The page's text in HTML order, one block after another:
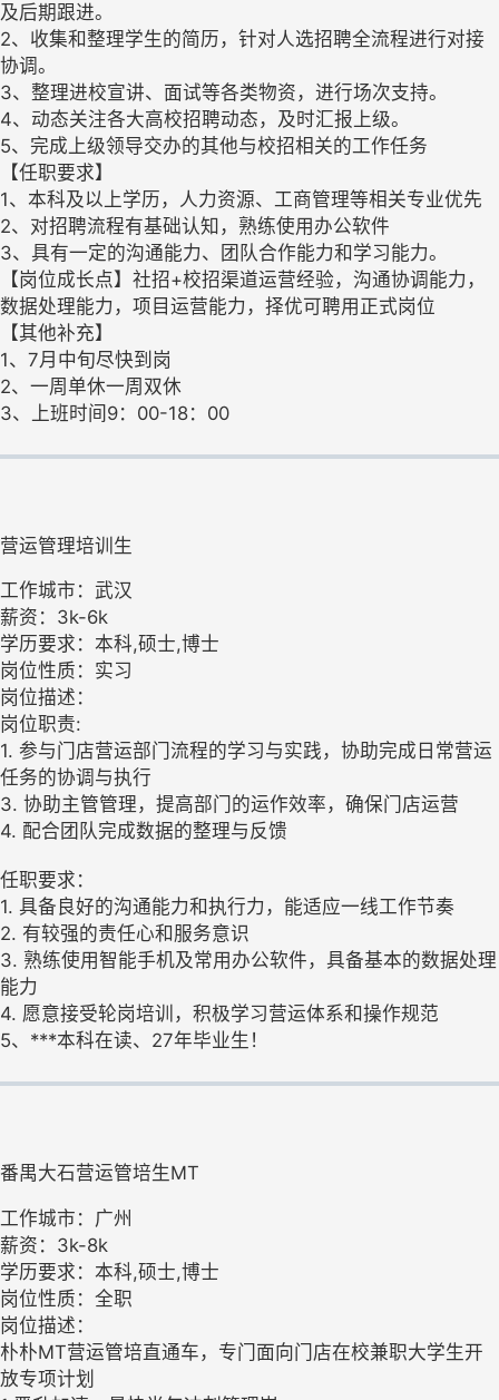
及后期跟进。
2、收集和整理学生的简历，针对人选招聘全流程进行对接
协调。
3、整理进校宣讲、面试等各类物资，进行场次支持。
4、动态关注各大高校招聘动态，及时汇报上级。
5、完成上级领导交办的其他与校招相关的工作任务
【任职要求】
1、本科及以上学历，人力资源、工商管理等相关专业优先
2、对招聘流程有基础认知，熟练使用办公软件
3、具有一定的沟通能力、团队合作能力和学习能力。
【岗位成长点】社招+校招渠道运营经验，沟通协调能力，
数据处理能力，项目运营能力，择优可聘用正式岗位
【其他补充】
1、7月中旬尽快到岗
2、一周单休一周双休
3、上班时间9：00-18：00
营运管理培训生
工作城市：武汉
薪资：3k-6k
学历要求：本科,硕士,博士
岗位性质：实习
岗位描述：
岗位职责:
1. 参与门店营运部门流程的学习与实践，协助完成日常营运
任务的协调与执行
3. 协助主管管理，提高部门的运作效率，确保门店运营
4. 配合团队完成数据的整理与反馈
任职要求：
1. 具备良好的沟通能力和执行力，能适应一线工作节奏
2. 有较强的责任心和服务意识
3. 熟练使用智能手机及常用办公软件，具备基本的数据处理
能力
4. 愿意接受轮岗培训，积极学习营运体系和操作规范
5、***本科在读、27年毕业生！
番禺大石营运管培生MT
工作城市：广州
薪资：3k-8k
学历要求：本科,硕士,博士
岗位性质：全职
岗位描述：
朴朴MT营运管培直通车，专门面向门店在校兼职大学生开
放专项计划